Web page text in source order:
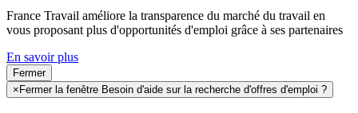
France Travail améliore la transparence du marché du travail en
vous proposant plus d'opportunités d'emploi grâce à ses partenaires
En savoir plus
Fermer
× Fermer la fenêtre Besoin d'aide sur la recherche d'offres d'emploi ?